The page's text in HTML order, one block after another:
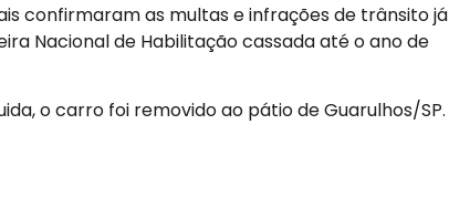
confirmaram as multas e infrações de trânsito já
Nacional de Habilitação cassada até o ano de
o carro foi removido ao pátio de Guarulhos/SP.